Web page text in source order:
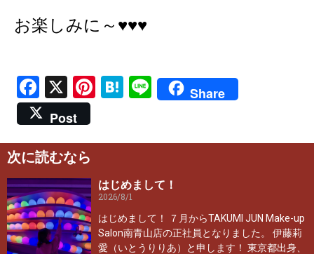
お楽しみに～♥♥♥
Facebook
X Pinterest
Hatena
LineShare
Post
次に読むなら
はじめまして！
2026/8/1
はじめまして！ ７月からTAKUMI JUN Make-up
Salon南青山店の正社員となりました。 伊藤莉
愛（いとうりりあ）と申します！ 東京都出身、